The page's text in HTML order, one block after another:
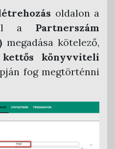
oldalon a
a Partnerszám
megadása kötelező,
kettős könyvviteli
fog megtörténni